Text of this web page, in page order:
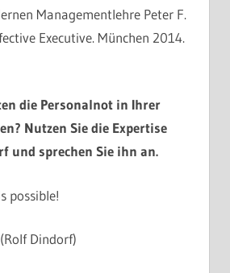
Managementlehre Peter F.
Executive. München 2014.
die Personalnot in Ihrer
Nutzen Sie die Expertise
und sprechen Sie ihn an.
possible!
Dindorf)